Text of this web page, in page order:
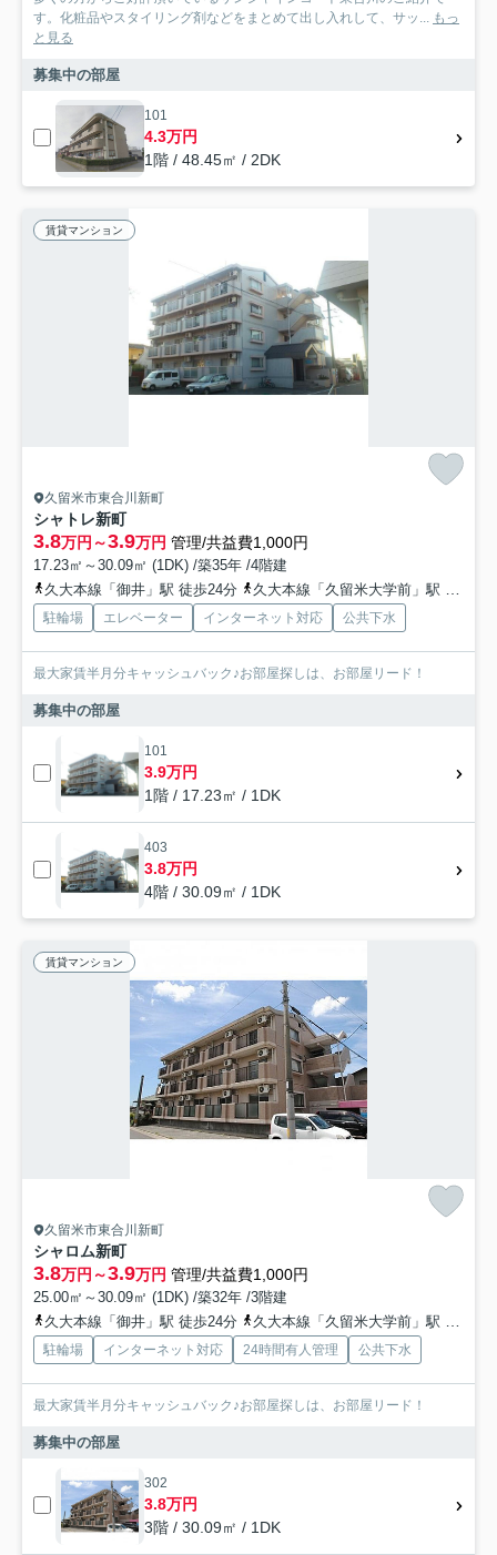
す。化粧品やスタイリング剤などをまとめて出し入れして、サッ... もっ
と見る
募集中の部屋
101
4.3万円
1階 / 48.45㎡ / 2DK
賃貸マンション
久留米市東合川新町
シャトレ新町
3.8万円～3.9万円 管理/共益費1,000円
17.23㎡～30.09㎡ (1DK) /築35年 /4階建
久大本線「御井」駅 徒歩24分
久大本線「久留米大学前」駅 徒歩30分
駐輪場 エレベーター インターネット対応 公共下水
最大家賃半月分キャッシュバック♪お部屋探しは、お部屋リード！
募集中の部屋
101
3.9万円
1階 / 17.23㎡ / 1DK
403
3.8万円
4階 / 30.09㎡ / 1DK
賃貸マンション
久留米市東合川新町
シャロム新町
3.8万円～3.9万円 管理/共益費1,000円
25.00㎡～30.09㎡ (1DK) /築32年 /3階建
久大本線「御井」駅 徒歩24分
久大本線「久留米大学前」駅 徒歩30分
駐輪場 インターネット対応 24時間有人管理 公共下水
最大家賃半月分キャッシュバック♪お部屋探しは、お部屋リード！
募集中の部屋
302
3.8万円
3階 / 30.09㎡ / 1DK